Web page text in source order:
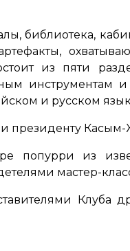
библиотека,
из пяти
и русском
президенту
попурри из
мастер-